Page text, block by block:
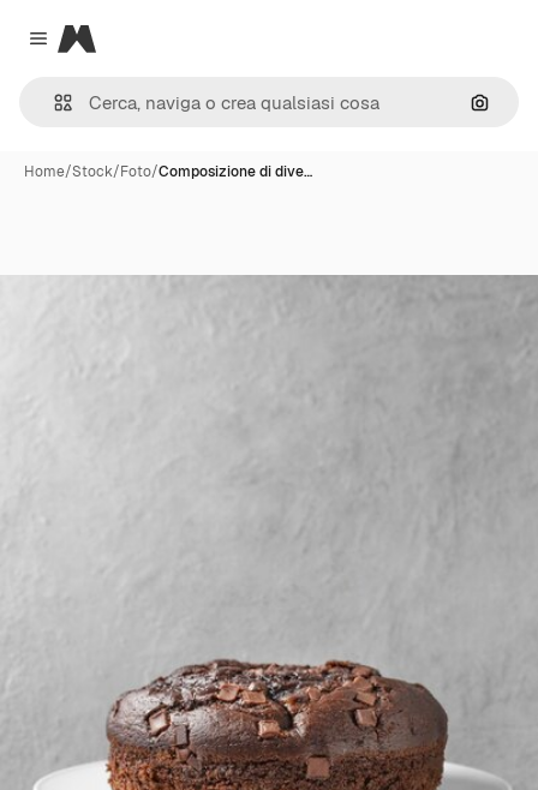
Close menu
Magnific
Cerca
Home/Stock/Foto/Composizione di dive…